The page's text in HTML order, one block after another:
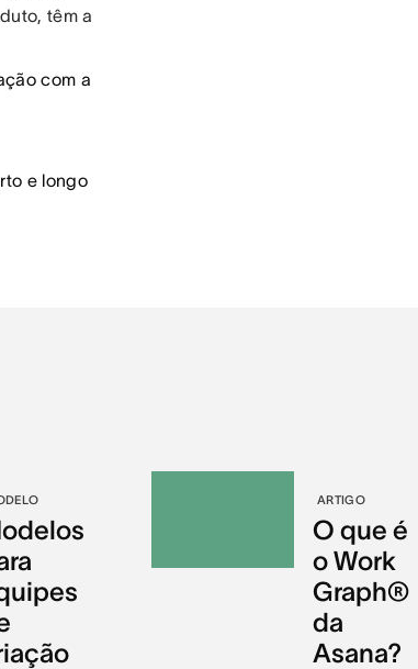
têm a
com a
e longo
ARTIGO
O que é
o Work
Graph®
da
Asana?